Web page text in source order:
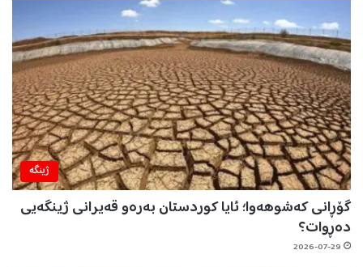
ژینگه‌
گۆڕانی کەشوهەوا؛ ئایا کوردستان بەرەو قەیرانی ژینگەیی
دەڕوات؟
2026-07-29